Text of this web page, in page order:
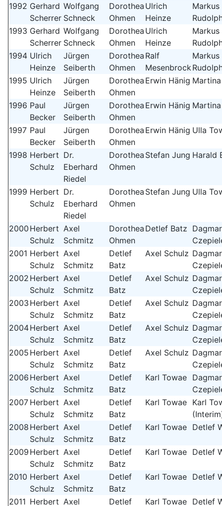
1992 Gerhard
Scherrer
Wolfgang
Schneck
Dorothea
Ohmen
Ulrich
Heinze
Markus
1993 Gerhard
Scherrer
Wolfgang
Schneck
Dorothea
Ohmen
Ulrich
Heinze
Markus
1994 Ulrich
Heinze
Jürgen
Seiberth
Dorothea
Ohmen
Ralf
Mesenbrock
Markus
1995 Ulrich
Heinze
Jürgen
Seiberth
Dorothea
Ohmen
Erwin Hänig
1996 Paul
Becker
Jürgen
Seiberth
Dorothea
Ohmen
Erwin Hänig
1997 Paul
Becker
Jürgen
Seiberth
Dorothea
Ohmen
Erwin Hänig Ulla
1998 Herbert
Schulz
Dr.
Eberhard
Riedel
Dorothea
Ohmen
Stefan Jung Harald
1999 Herbert
Schulz
Dr.
Eberhard
Riedel
Dorothea
Ohmen
Stefan Jung Ulla
2000 Herbert
Schulz
Axel
Schmitz
Dorothea
Ohmen
Detlef Batz Dagmar
2001 Herbert
Schulz
Axel
Schmitz
Detlef
Batz
Axel Schulz Dagmar
2002 Herbert
Schulz
Axel
Schmitz
Detlef
Batz
Axel Schulz Dagmar
2003 Herbert
Schulz
Axel
Schmitz
Detlef
Batz
Axel Schulz Dagmar
2004Herbert
Schulz
Axel
Schmitz
Detlef
Batz
Axel Schulz Dagmar
2005 Herbert
Schulz
Axel
Schmitz
Detlef
Batz
Axel Schulz Dagmar
2006 Herbert
Schulz
Axel
Schmitz
Detlef
Batz
Karl Towae Dagmar
2007 Herbert
Schulz
Axel
Schmitz
Detlef
Batz
Karl Towae Karl
2008 Herbert
Schulz
Axel
Schmitz
Detlef
Batz
Karl Towae Detlef
2009 Herbert
Schulz
Axel
Schmitz
Detlef
Batz
Karl Towae Detlef
2010 Herbert
Schulz
Axel
Schmitz
Detlef
Batz
Karl Towae Detlef
2011 Herbert Axel Detlef Karl Towae Detlef